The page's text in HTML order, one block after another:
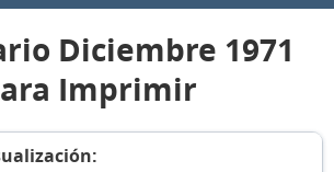
Diciembre 1971
Imprimir